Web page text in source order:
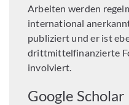
Arbeiten werden
international
publiziert und er ist
drittmittelfinanzierte
involviert.
Google Scholar